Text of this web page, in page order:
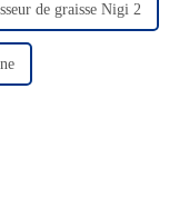
de graisse Nigi 2